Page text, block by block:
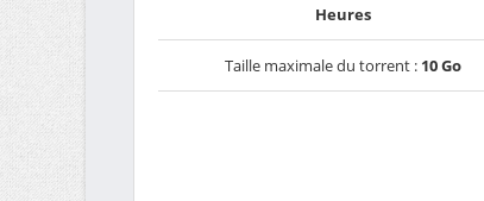
Heures
Taille maximale du torrent : 10 Go